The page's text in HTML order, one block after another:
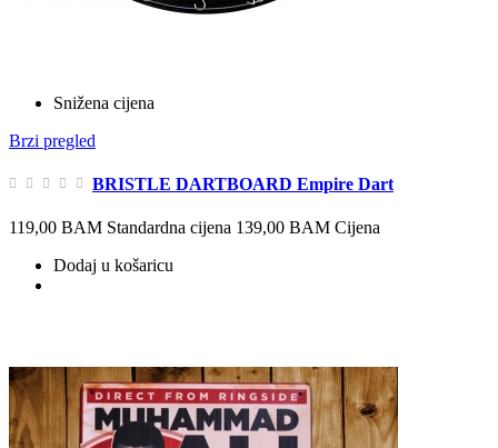
Snižena cijena
Brzi pregled
BRISTLE DARTBOARD Empire Dart
119,00 BAM Standardna cijena 139,00 BAM Cijena
Dodaj u košaricu